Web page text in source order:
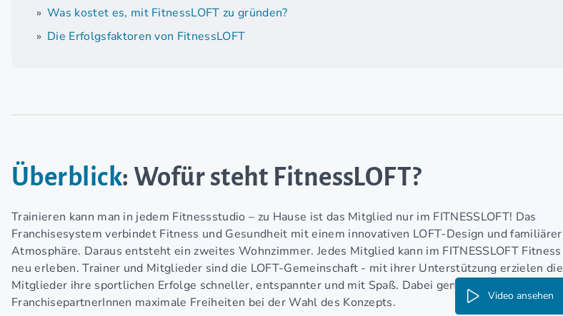
Was kostet es, mit FitnessLOFT zu gründen?
Die Erfolgsfaktoren von FitnessLOFT
Überblick: Wofür steht FitnessLOFT?
Trainieren kann man in jedem Fitnessstudio – zu Hause ist das Mitglied nur im FITNESSLOFT! Das
Franchisesystem verbindet Fitness und Gesundheit mit einem innovativen LOFT-Design und familiärer
Atmosphäre. Daraus entsteht ein zweites Wohnzimmer. Jedes Mitglied kann im FITNESSLOFT Fitness
neu erleben. Trainer und Mitglieder sind die LOFT-Gemeinschaft - mit ihrer Unterstützung erzielen die
Mitglieder ihre sportlichen Erfolge schneller, entspannter und mit Spaß. Dabei genießen die
FranchisepartnerInnen maximale Freiheiten bei der Wahl des Konzepts.
Video ansehen